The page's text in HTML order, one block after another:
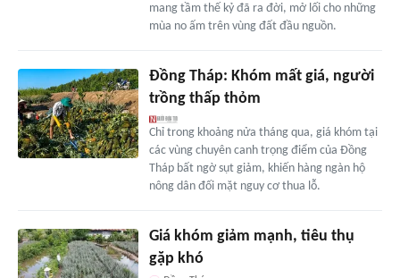
mang tầm thế kỷ đã ra đời, mở lối cho những
mùa no ấm trên vùng đất đầu nguồn.
Đồng Tháp: Khóm mất giá, người
trồng thấp thỏm
Chỉ trong khoảng nửa tháng qua, giá khóm tại
các vùng chuyên canh trọng điểm của Đồng
Tháp bất ngờ sụt giảm, khiến hàng ngàn hộ
nông dân đối mặt nguy cơ thua lỗ.
Giá khóm giảm mạnh, tiêu thụ
gặp khó